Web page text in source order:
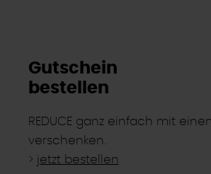
Gutschein
bestellen
REDUCE ganz einfach mit
verschenken.
> jetzt bestellen